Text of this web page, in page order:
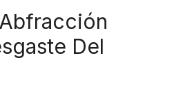
Del